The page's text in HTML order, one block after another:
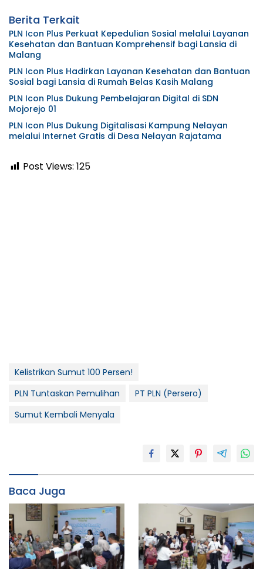
Berita Terkait
PLN Icon Plus Perkuat Kepedulian Sosial melalui Layanan
Kesehatan dan Bantuan Komprehensif bagi Lansia di
Malang
PLN Icon Plus Hadirkan Layanan Kesehatan dan Bantuan
Sosial bagi Lansia di Rumah Belas Kasih Malang
PLN Icon Plus Dukung Pembelajaran Digital di SDN
Mojorejo 01
PLN Icon Plus Dukung Digitalisasi Kampung Nelayan
melalui Internet Gratis di Desa Nelayan Rajatama
Post Views: 125
Kelistrikan Sumut 100 Persen!
PLN Tuntaskan Pemulihan
PT PLN (Persero)
Sumut Kembali Menyala
Baca Juga